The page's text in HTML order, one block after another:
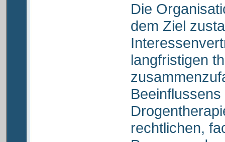
Die
dem Ziel
langfristigen
rechtlichen,